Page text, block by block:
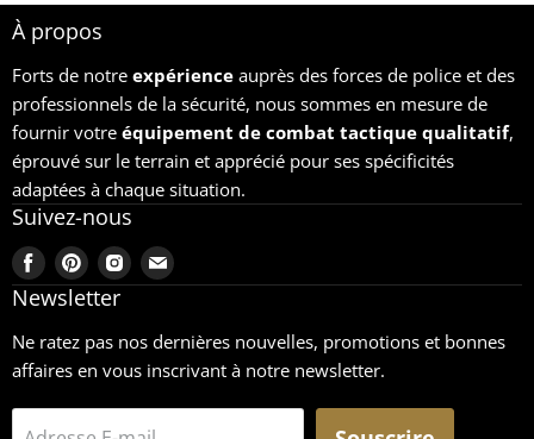
À propos
Forts de notre expérience auprès des forces de police et des
professionnels de la sécurité, nous sommes en mesure de
fournir votre équipement de combat tactique qualitatif,
éprouvé sur le terrain et apprécié pour ses spécificités
adaptées à chaque situation.
Suivez-nous
Trouvez-
nous
Facebook
Trouvez-
nous
Pinterest
Trouvez-
nous
Trouvez-
nous
Newsletter
Ne ratez pas nos dernières nouvelles, promotions et bonnes
affaires en vous inscrivant à notre newsletter.